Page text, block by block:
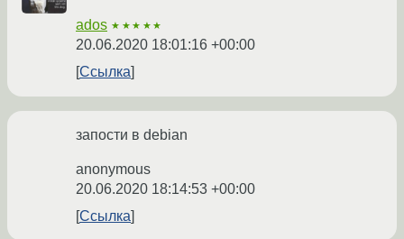
ados ★★★★★
20.06.2020 18:01:16 +00:00
Ссылка
запости в debian
anonymous
20.06.2020 18:14:53 +00:00
Ссылка